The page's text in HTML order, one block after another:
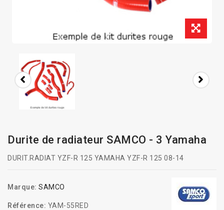
Durite de radiateur SAMCO - 3 Yamaha
DURIT.RADIAT YZF-R 125 YAMAHA YZF-R 125 08-14
Marque: SAMCO
Référence: YAM-55RED